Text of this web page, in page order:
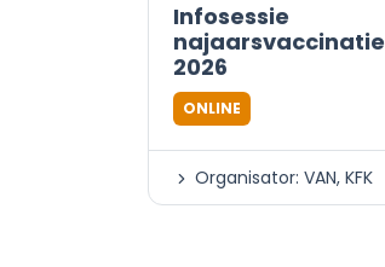
Infosessie
najaarsvaccinatie
2026
ONLINE
Organisator: VAN, KFK